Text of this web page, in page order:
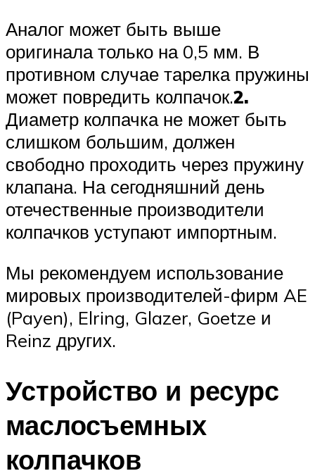
Аналог может быть выше
оригинала только на 0,5 мм. В
противном случае тарелка пружины
может повредить колпачок.2.
Диаметр колпачка не может быть
слишком большим, должен
свободно проходить через пружину
клапана. На сегодняшний день
отечественные производители
колпачков уступают импортным.
Мы рекомендуем использование
мировых производителей-фирм AE
(Payen), Elring, Glazer, Goetze и
Reinz других.
Устройство и ресурс
маслосъемных
колпачков